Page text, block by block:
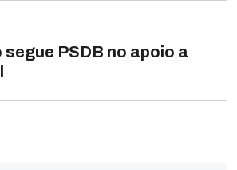
PSDB no apoio a